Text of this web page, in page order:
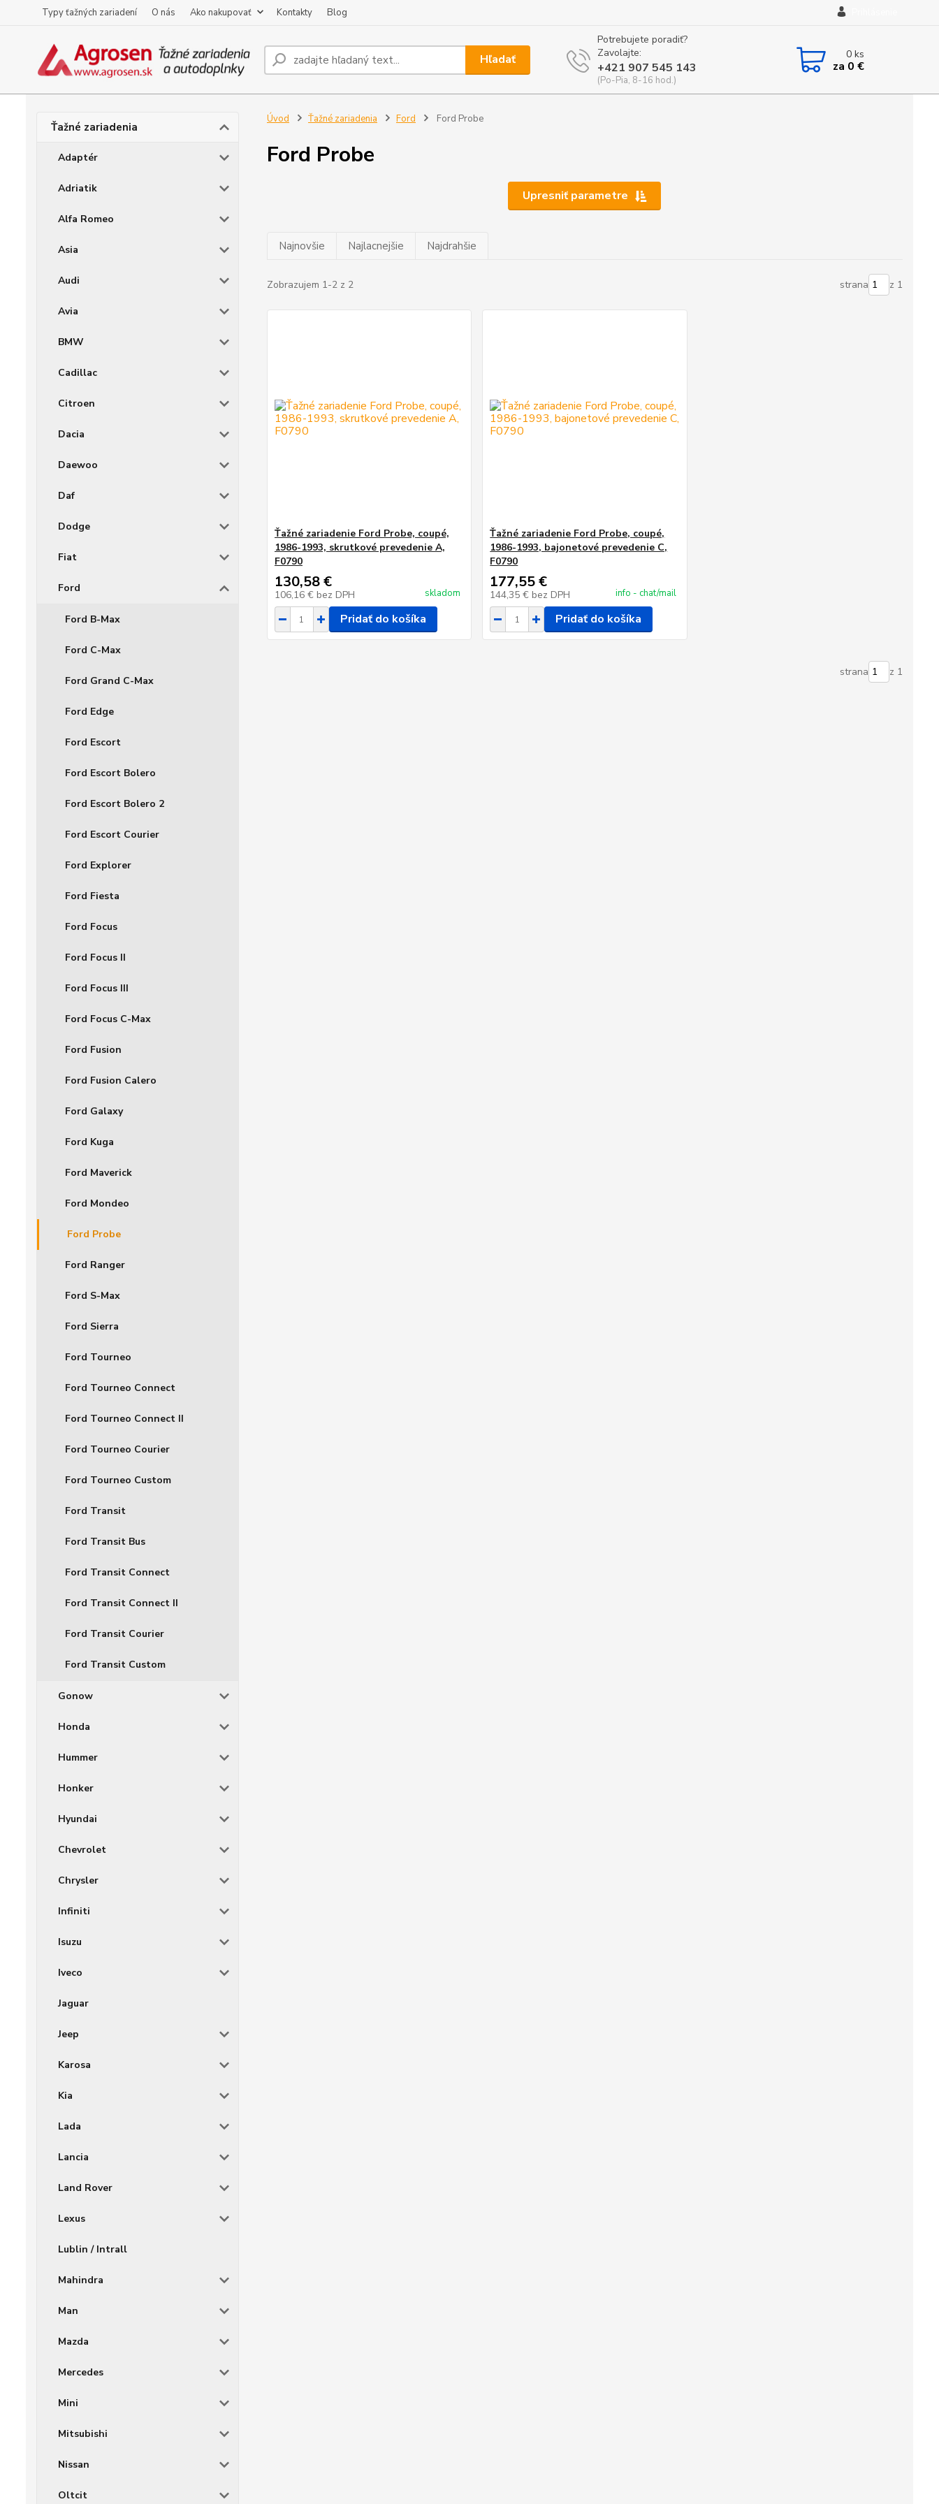
Typy ťažných zariadení O nás Ako nakupovať Kontakty Blog
Hľadať
Potrebujete poradiť?
Zavolajte:
+421 907 545 143
(Po-Pia, 8-16 hod.)
0ks
za 0 €
Ťažné zariadenia
Adaptér
Adriatik
Alfa Romeo
Asia
Audi
Avia
BMW
Cadillac
Citroen
Dacia
Daewoo
Daf
Dodge
Fiat
Ford
Ford B-Max
Ford C-Max
Ford Grand C-Max
Ford Edge
Ford Escort
Ford Escort Bolero
Ford Escort Bolero 2
Ford Escort Courier
Ford Explorer
Ford Fiesta
Ford Focus
Ford Focus II
Ford Focus III
Ford Focus C-Max
Ford Fusion
Ford Fusion Calero
Ford Galaxy
Ford Kuga
Ford Maverick
Ford Mondeo
Ford Probe
Ford Ranger
Ford S-Max
Ford Sierra
Ford Tourneo
Ford Tourneo Connect
Ford Tourneo Connect II
Ford Tourneo Courier
Ford Tourneo Custom
Ford Transit
Ford Transit Bus
Ford Transit Connect
Ford Transit Connect II
Ford Transit Courier
Ford Transit Custom
Gonow
Honda
Hummer
Honker
Hyundai
Chevrolet
Chrysler
Infiniti
Isuzu
Iveco
Jaguar
Jeep
Karosa
Kia
Lada
Lancia
Land Rover
Lexus
Lublin / Intrall
Mahindra
Man
Mazda
Mercedes
Mini
Mitsubishi
Nissan
Oltcit
Úvod Ťažné zariadenia Ford Ford Probe
Ford Probe
Upresniť parametre
Najnovšie Najlacnejšie Najdrahšie
Zobrazujem 1-2 z 2 strana z 1
Ťažné zariadenie Ford Probe, coupé,
1986-1993, skrutkové prevedenie A,
F0790
130,58 €
106,16 € bez DPH skladom
Pridať do košíka
Ťažné zariadenie Ford Probe, coupé,
1986-1993, bajonetové prevedenie C,
F0790
177,55 €
144,35 € bez DPH info - chat/mail
Pridať do košíka
strana z 1